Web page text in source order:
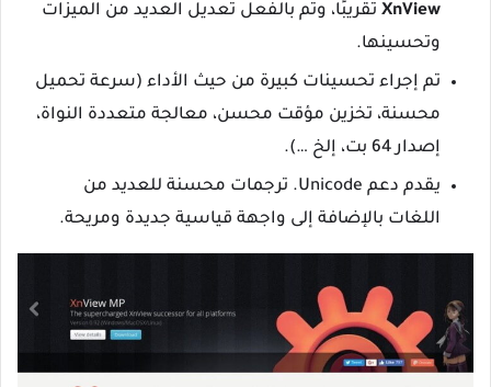
XnView تقريبًا، وتم بالفعل تعديل العديد من الميزات
وتحسينها.
تم إجراء تحسينات كبيرة من حيث الأداء (سرعة تحميل
محسنة، تخزين مؤقت محسن، معالجة متعددة النواة،
إصدار 64 بت، إلخ …).
يقدم دعم Unicode. ترجمات محسنة للعديد من
اللغات بالإضافة إلى واجهة قياسية جديدة ومريحة.